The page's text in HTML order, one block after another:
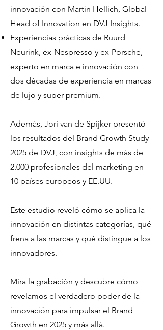
innovación con Martin Hellich, Global
Head of Innovation en DVJ Insights.
Experiencias prácticas de Ruurd
Neurink, ex-Nespresso y ex-Porsche,
experto en marca e innovación con
dos décadas de experiencia en marcas
de lujo y super-premium.
Además, Jori van de Spijker presentó
los resultados del Brand Growth Study
2025 de DVJ, con insights de más de
2.000 profesionales del marketing en
10 países europeos y EE.UU.
Este estudio reveló cómo se aplica la
innovación en distintas categorías, qué
frena a las marcas y qué distingue a los
innovadores.
Mira la grabación y descubre cómo
revelamos el verdadero poder de la
innovación para impulsar el Brand
Growth en 2025 y más allá.